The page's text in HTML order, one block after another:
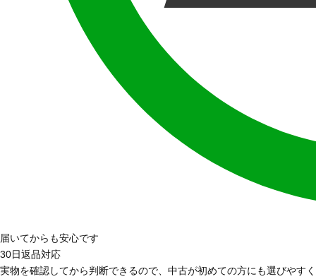
届いてからも安心です
30日返品対応
実物を確認してから判断できるので、中古が初めての方にも選びやす